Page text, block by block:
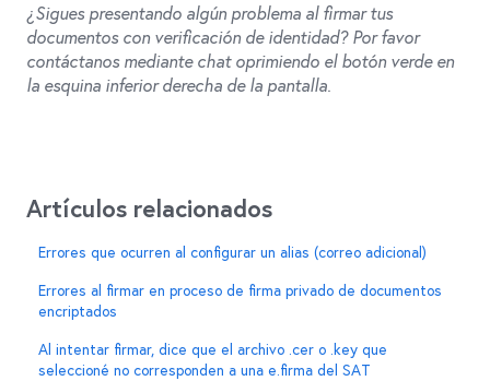
¿Sigues presentando algún problema al firmar tus
documentos con verificación de identidad? Por favor
contáctanos mediante chat oprimiendo el botón verde en
la esquina inferior derecha de la pantalla.
Artículos relacionados
Errores que ocurren al configurar un alias (correo adicional)
Errores al firmar en proceso de firma privado de documentos
encriptados
Al intentar firmar, dice que el archivo .cer o .key que
seleccioné no corresponden a una e.firma del SAT